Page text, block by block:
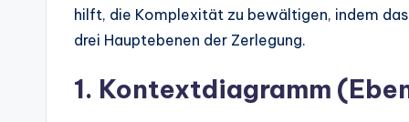
hilft, die Komplexität zu bewältigen, indem
drei Hauptebenen der Zerlegung.
1. Kontextdiagramm